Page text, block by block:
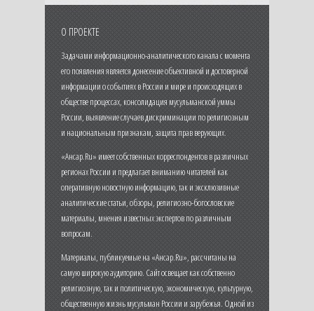
О ПРОЕКТЕ
Задачами информационно-аналитического канала с момента
его появления является донесение объективной и достоверной
информации о событиях в России и мире и происходящих в
обществе процессах, консолидация мусульманской уммы
России, выявление случаев дискриминации по религиозным
и национальным признакам, защита прав верующих.
«Ансар.Ru» имеет собственных корреспондентов в различных
регионах России и предлагает вниманию читателей как
оперативную новостную информацию, так и эксклюзивные
аналитические статьи, обзоры, религиозно-богословские
материалы, мнения известных экспертов по различным
вопросам.
Материалы, публикуемые на «Ансар.Ru», рассчитаны на
самую широкую аудиторию. Сайт освещает как собственно
религиозную, так и политическую, экономическую, культурную,
общественную жизнь мусульман России и зарубежья. Одной из